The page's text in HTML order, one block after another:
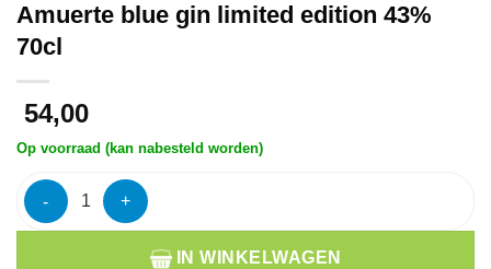
Amuerte blue gin limited edition 43%
70cl
54,00
Op voorraad (kan nabesteld worden)
Amuerte blue gin limited edition 43% 70cl aantal
IN WINKELWAGEN